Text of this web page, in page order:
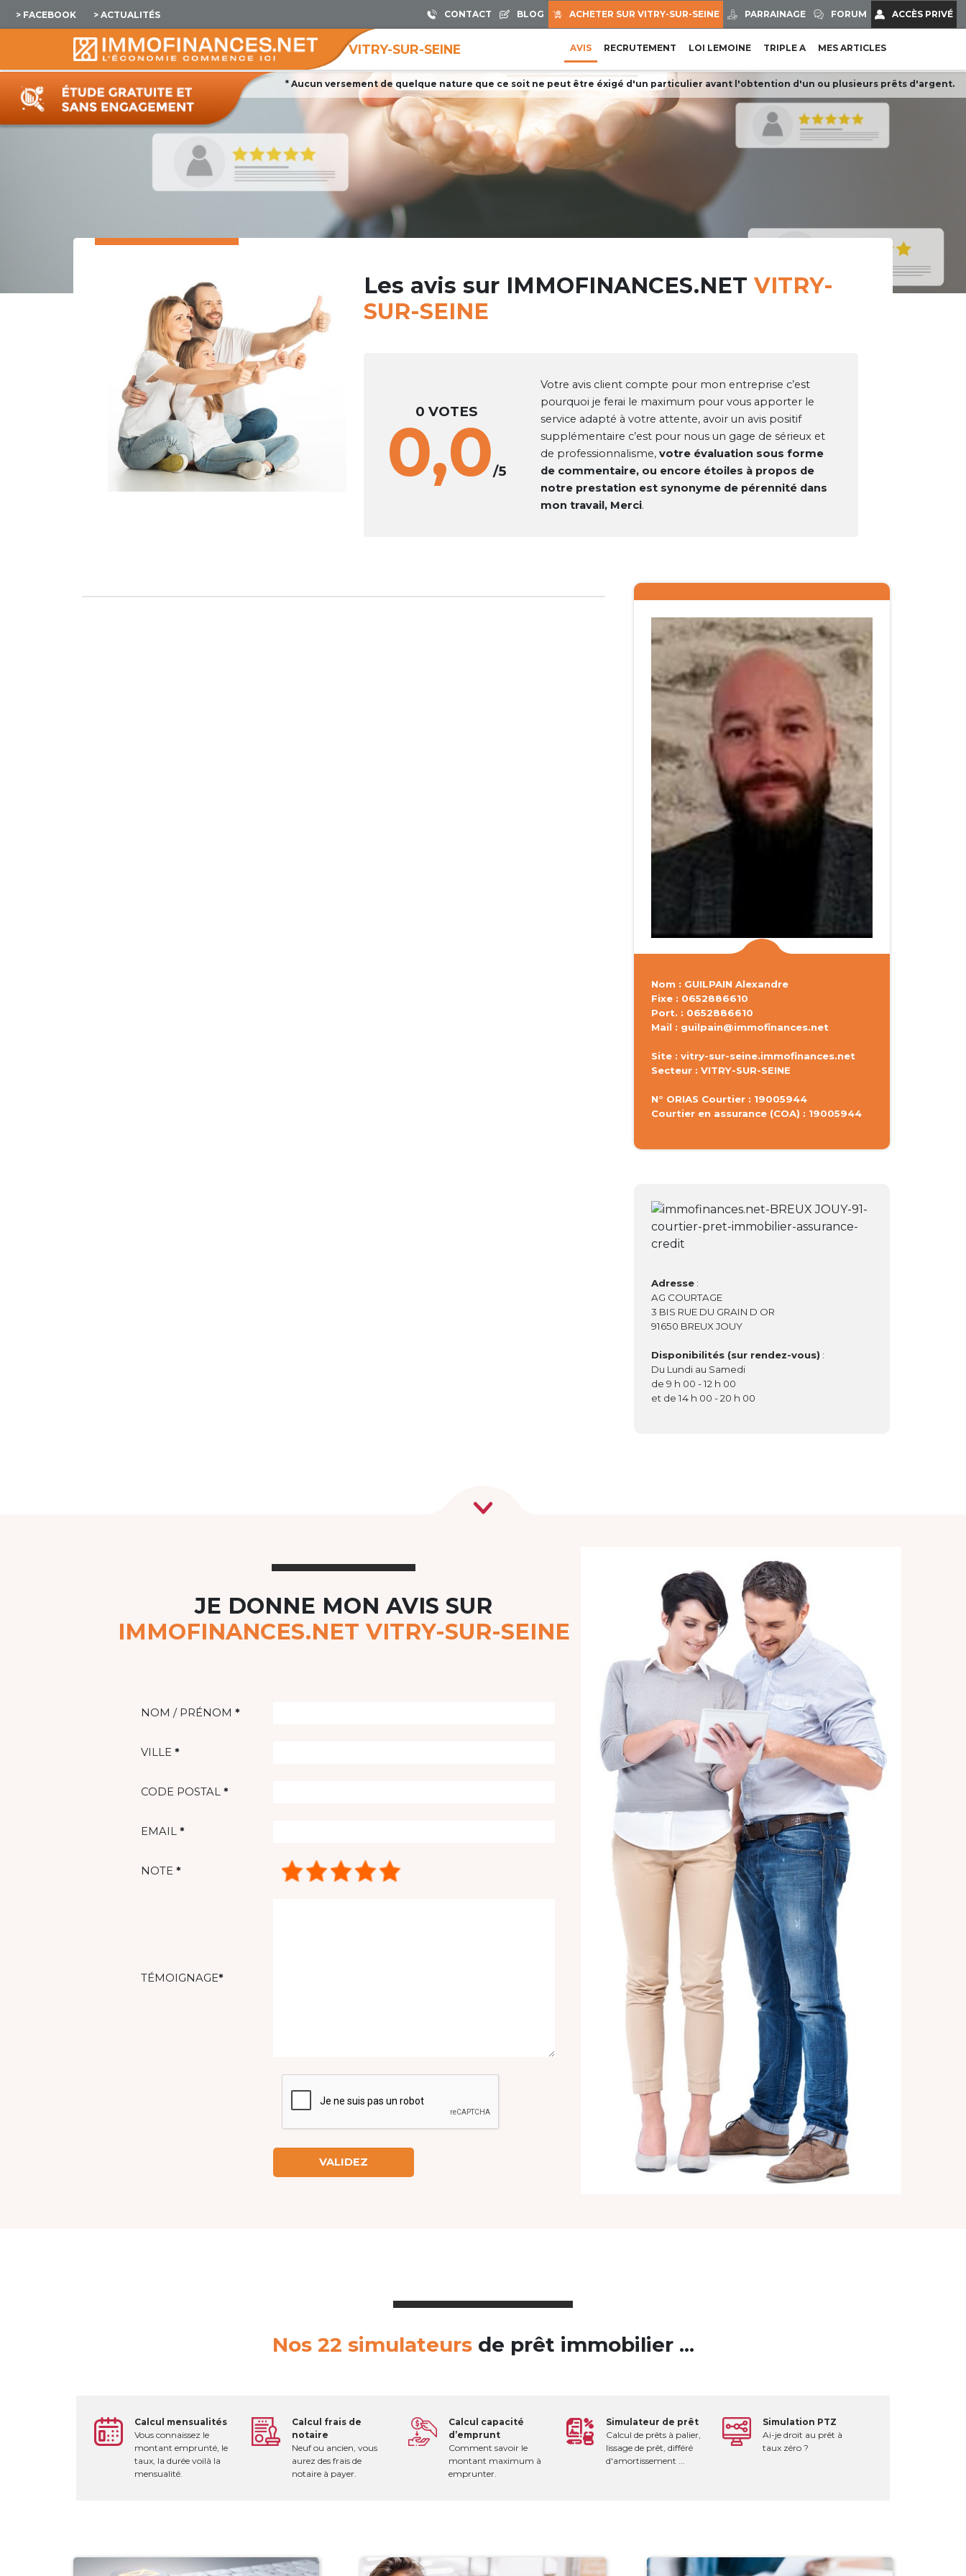
> FACEBOOK > ACTUALITÉS CONTACT BLOG ACHETER SUR VITRY-SUR-SEINE PARRAINAGE FORUM ACCÈS PRIVÉ
VITRY-SUR-SEINE AVIS RECRUTEMENT LOI LEMOINE TRIPLE A MES ARTICLES
* Aucun versement de quelque nature que ce soit ne peut être éxigé d'un particulier avant l'obtention d'un ou plusieurs prêts d'argent.
Les avis sur IMMOFINANCES.NET VITRY-
SUR-SEINE
0 VOTES
0,0/5
Votre avis client compte pour mon entreprise c’est
pourquoi je ferai le maximum pour vous apporter le
service adapté à votre attente, avoir un avis positif
supplémentaire c’est pour nous un gage de sérieux et
de professionnalisme, votre évaluation sous forme
de commentaire, ou encore étoiles à propos de
notre prestation est synonyme de pérennité dans
mon travail, Merci.
Nom : GUILPAIN Alexandre
Fixe : 0652886610
Port. : 0652886610
Mail : guilpain@immofinances.net
Site : vitry-sur-seine.immofinances.net
Secteur : VITRY-SUR-SEINE
N° ORIAS Courtier : 19005944
Courtier en assurance (COA) : 19005944
Adresse :
AG COURTAGE
3 BIS RUE DU GRAIN D OR
91650 BREUX JOUY
Disponibilités (sur rendez-vous) :
Du Lundi au Samedi
de 9 h 00 - 12 h 00
et de 14 h 00 - 20 h 00
JE DONNE MON AVIS SUR
IMMOFINANCES.NET VITRY-SUR-SEINE
NOM / PRÉNOM *
VILLE *
CODE POSTAL *
EMAIL *
NOTE *
TÉMOIGNAGE*
Nos 22 simulateursde prêt immobilier ...
Calcul mensualités
Vous connaissez le
montant emprunté, le
taux, la durée voilà la
mensualité.
Calcul frais de
notaire
Neuf ou ancien, vous
aurez des frais de
notaire à payer.
Calcul capacité
d’emprunt
Comment savoir le
montant maximum à
emprunter.
Simulateur de prêt
Calcul de prêts à palier,
lissage de prêt, différé
d'amortissement ...
Simulation PTZ
Ai-je droit au prêt à
taux zéro ?